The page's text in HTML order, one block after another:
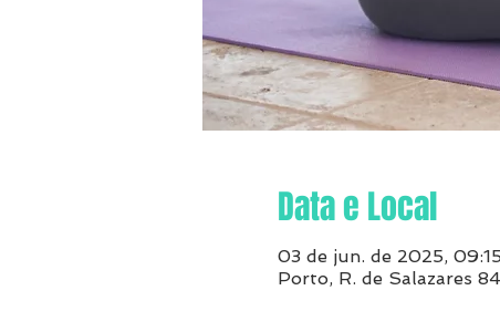
Data e Local
03 de jun. de 2025,
Porto, R. de Salazares